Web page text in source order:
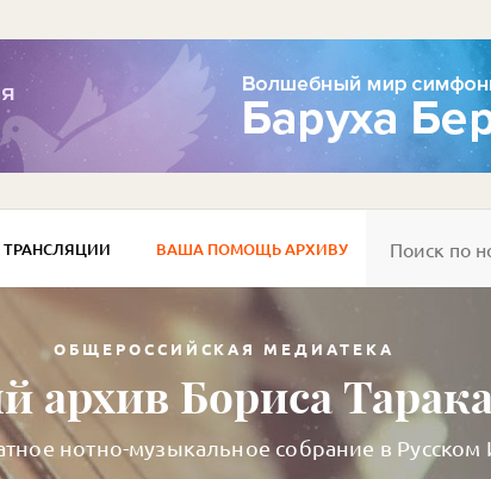
ТРАНСЛЯЦИИ ВАША ПОМОЩЬ АРХИВУ
ОБЩЕРОССИЙСКАЯ МЕДИАТЕКА
архив Бориса
нотно-музыкальное собрание в Русском